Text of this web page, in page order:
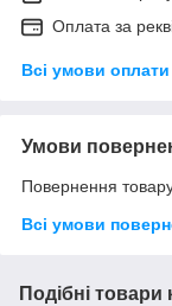
Оплата за
Всі умови оплати
Умови
Повернення
Всі умови
Подібні товари